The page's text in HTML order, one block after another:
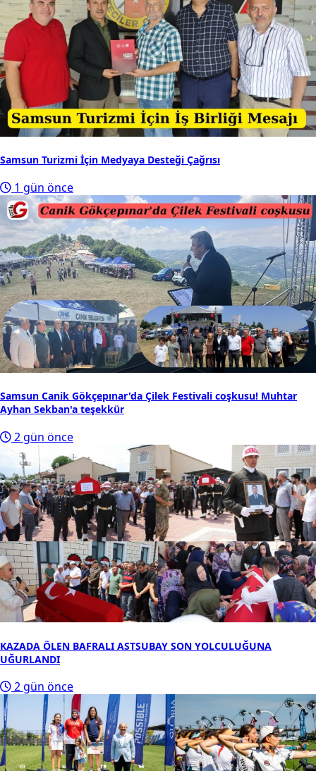
Samsun Turizmi İçin Medyaya Desteği Çağrısı
1 gün önce
Samsun Canik Gökçepınar'da Çilek Festivali coşkusu! Muhtar
Ayhan Sekban'a teşekkür
2 gün önce
KAZADA ÖLEN BAFRALI ASTSUBAY SON YOLCULUĞUNA
UĞURLANDI
2 gün önce